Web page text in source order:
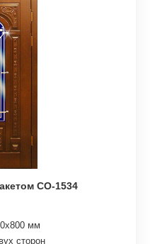
СО-1534
мм
сторон